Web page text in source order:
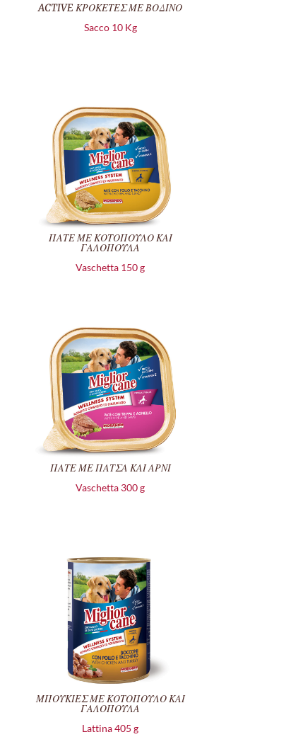
ACTIVE ΚΡΟΚΕΤΕΣ ΜΕ ΒΟΔΙΝΟ
Sacco 10 Kg
ΠΑΤΕ ΜΕ ΚΟΤΟΠΟΥΛΟ ΚΑΙ
ΓΑΛΟΠΟΥΛΑ
Vaschetta 150 g
ΠΑΤΕ ΜΕ ΠΑΤΣΑ ΚΑΙ ΑΡΝΙ
Vaschetta 300 g
ΜΠΟΥΚΙΕΣ ΜΕ ΚΟΤΟΠΟΥΛΟ ΚΑΙ
ΓΑΛΟΠΟΥΛΑ
Lattina 405 g